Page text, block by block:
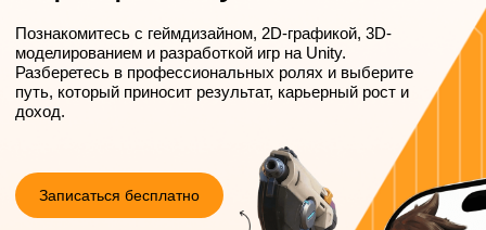
0 $ для первых
100 участников
Записаться бесплатно